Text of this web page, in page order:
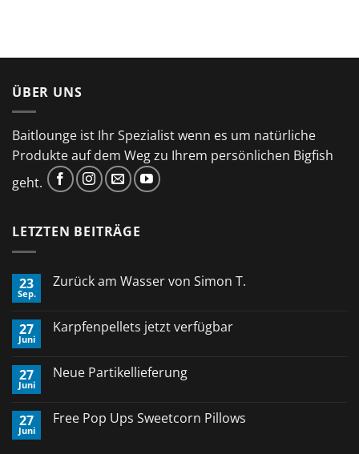
ÜBER UNS
Baitlounge ist Ihr Spezialist wenn es um natürliche
Produkte auf dem Weg zu Ihrem persönlichen Bigfish
geht.
LETZTEN BEITRÄGE
23
Sep.
Zurück am Wasser von Simon T.
Zurück
Simon
T.
27
Juni
Karpfenpellets jetzt verfügbar
Karpfenpellets
27
Juni
Neue Partikellieferung
Neue
27
Juni
Free Pop Ups Sweetcorn Pillows